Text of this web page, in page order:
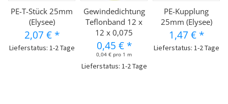
PE-T-Stück 25mm
(Elysee)
2,07 € *
Lieferstatus: 1-2 Tage
Gewindedichtung
Teflonband 12 x
12 x 0,075
0,45 € *
0,04 € pro 1 m
Lieferstatus: 1-2 Tage
PE-Kupplung
25mm (Elysee)
1,47 € *
Lieferstatus: 1-2 Tage